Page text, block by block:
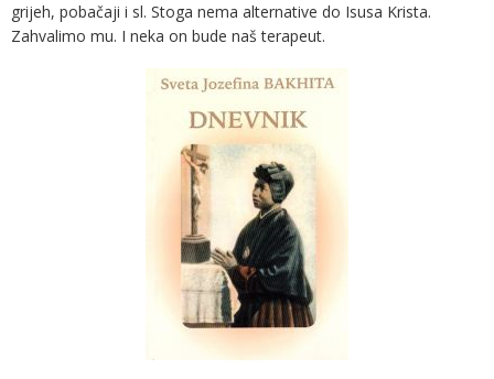
grijeh, pobačaji i sl. Stoga nema alternative do Isusa Krista.
Zahvalimo mu. I neka on bude naš terapeut.